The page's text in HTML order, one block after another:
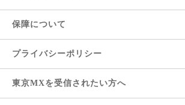
保障について
プライバシーポリシー
東京MXを受信されたい方へ